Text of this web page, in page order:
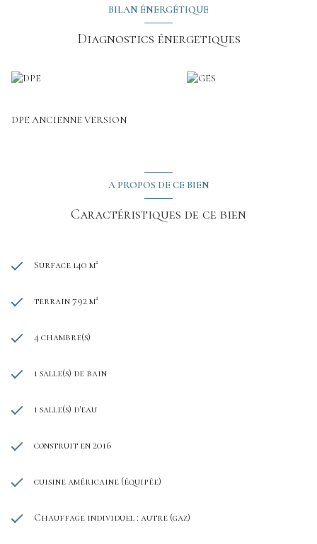
BILAN ÉNERGÉTIQUE
Diagnostics énergetiques
DPE ANCIENNE VERSION
A PROPOS DE CE BIEN
Caractéristiques de ce bien
Surface 140 m²
terrain 792 m²
4 chambre(s)
1 salle(s) de bain
1 salle(s) d'eau
construit en 2016
cuisine américaine (équipée)
Chauffage individuel : autre (gaz)